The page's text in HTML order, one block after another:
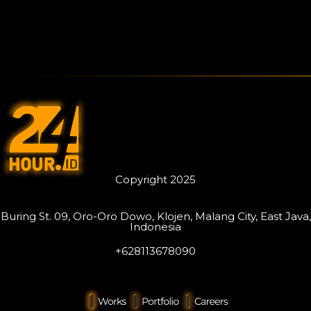
Copyright 2025
Buring St. 09, Oro-Oro Dowo, Klojen, Malang City, East Java,
Indonesia
+628113678090